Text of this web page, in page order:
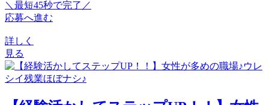
＼最短45秒で完了／
応募へ進む
詳しく
見る